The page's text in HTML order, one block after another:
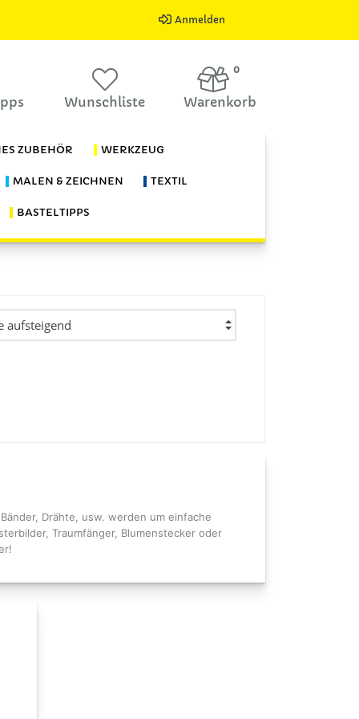
Anmelden
Wunschliste
0
Warenkorb
ZUBEHÖR WERKZEUG
MALEN & ZEICHNEN TEXTIL
BASTELTIPPS
Drähte, usw. werden um einfache
Traumfänger, Blumenstecker oder